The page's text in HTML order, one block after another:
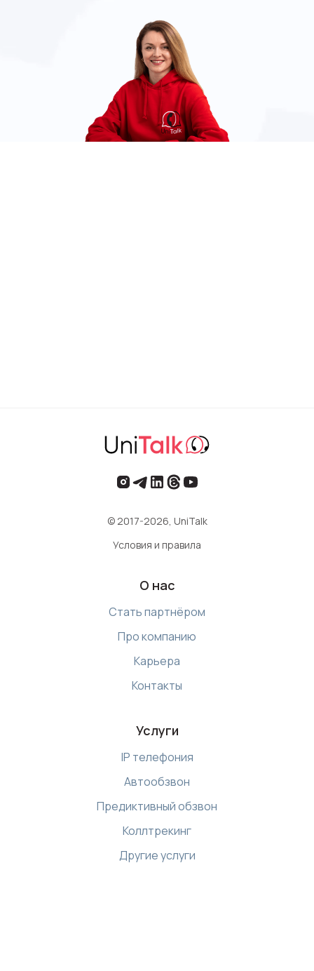
© 2017-2026, UniTalk
Условия и правила
О нас
Стать партнёром
Про компанию
Карьера
Контакты
Услуги
IP телефония
Автообзвон
Предиктивный обзвон
Коллтрекинг
Другие услуги